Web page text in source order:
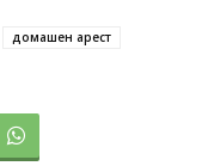
домашен арест